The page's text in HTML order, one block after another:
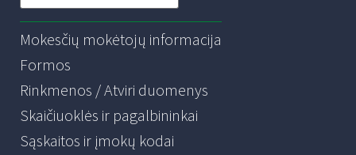
Mokesčių mokėtojų informacija
Formos
Rinkmenos / Atviri duomenys
Skaičiuoklės ir pagalbininkai
Sąskaitos ir įmokų kodai